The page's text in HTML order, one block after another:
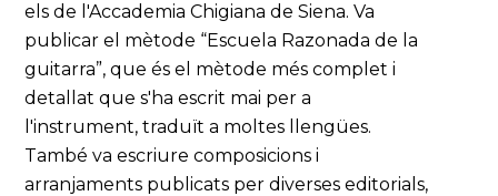
els de l'Accademia Chigiana de Siena. Va
publicar el mètode “Escuela Razonada de la
guitarra”, que és el mètode més complet i
detallat que s'ha escrit mai per a
l'instrument, traduït a moltes llengües.
També va escriure composicions i
arranjaments publicats per diverses editorials,